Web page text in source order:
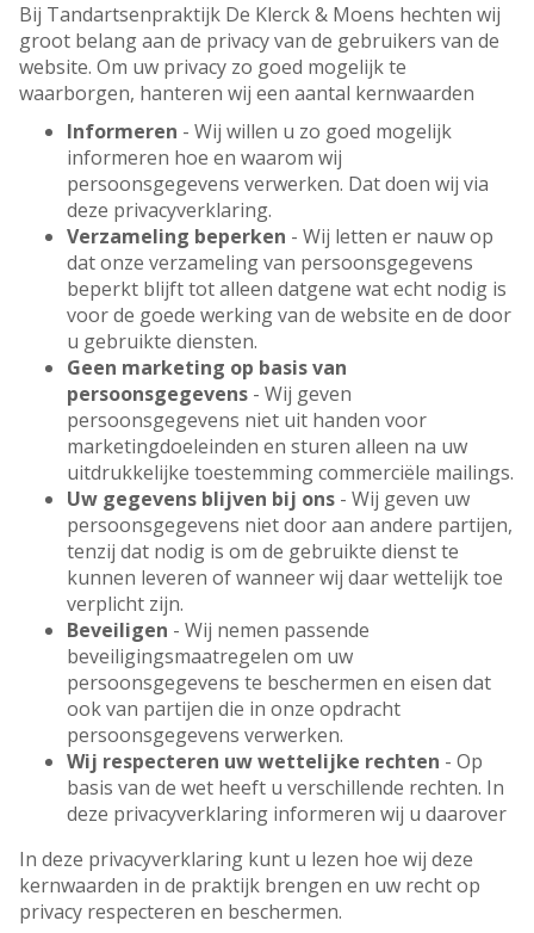
Bij Tandartsenpraktijk De Klerck & Moens hechten wij
groot belang aan de privacy van de gebruikers van de
website. Om uw privacy zo goed mogelijk te
waarborgen, hanteren wij een aantal kernwaarden
Informeren - Wij willen u zo goed mogelijk
informeren hoe en waarom wij
persoonsgegevens verwerken. Dat doen wij via
deze privacyverklaring.
Verzameling beperken - Wij letten er nauw op
dat onze verzameling van persoonsgegevens
beperkt blijft tot alleen datgene wat echt nodig is
voor de goede werking van de website en de door
u gebruikte diensten.
Geen marketing op basis van
persoonsgegevens - Wij geven
persoonsgegevens niet uit handen voor
marketingdoeleinden en sturen alleen na uw
uitdrukkelijke toestemming commerciële mailings.
Uw gegevens blijven bij ons - Wij geven uw
persoonsgegevens niet door aan andere partijen,
tenzij dat nodig is om de gebruikte dienst te
kunnen leveren of wanneer wij daar wettelijk toe
verplicht zijn.
Beveiligen - Wij nemen passende
beveiligingsmaatregelen om uw
persoonsgegevens te beschermen en eisen dat
ook van partijen die in onze opdracht
persoonsgegevens verwerken.
Wij respecteren uw wettelijke rechten - Op
basis van de wet heeft u verschillende rechten. In
deze privacyverklaring informeren wij u daarover
In deze privacyverklaring kunt u lezen hoe wij deze
kernwaarden in de praktijk brengen en uw recht op
privacy respecteren en beschermen.